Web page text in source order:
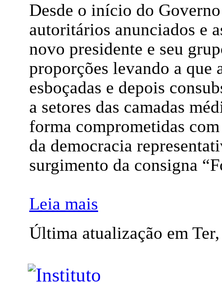
Desde o início do
autoritários anunciados e
novo presidente e seu
proporções levando a que
esboçadas e depois
a setores das camadas
forma comprometidas
da democracia
surgimento da consigna
Leia mais
Última atualização em